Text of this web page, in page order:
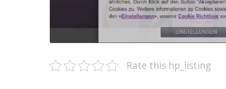
Rate this hp_listing